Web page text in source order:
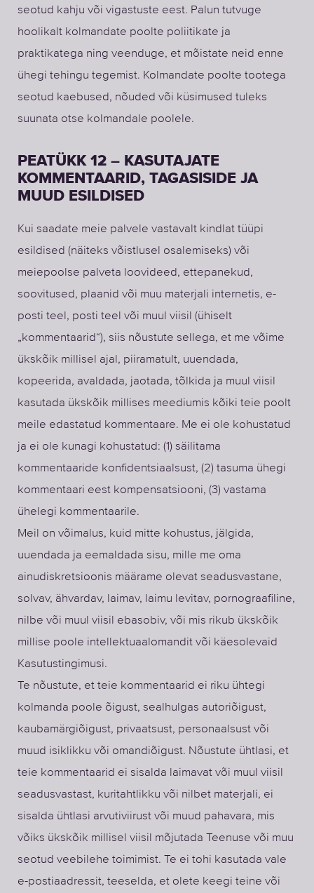
seotud kahju või vigastuste eest. Palun tutvuge
hoolikalt kolmandate poolte poliitikate ja
praktikatega ning veenduge, et mõistate neid enne
ühegi tehingu tegemist. Kolmandate poolte tootega
seotud kaebused, nõuded või küsimused tuleks
suunata otse kolmandale poolele.
PEATÜKK 12 – KASUTAJATE
KOMMENTAARID, TAGASISIDE JA
MUUD ESILDISED
Kui saadate meie palvele vastavalt kindlat tüüpi
esildised (näiteks võistlusel osalemiseks) või
meiepoolse palveta loovideed, ettepanekud,
soovitused, plaanid või muu materjali internetis, e-
posti teel, posti teel või muul viisil (ühiselt
„kommentaarid“), siis nõustute sellega, et me võime
ükskõik millisel ajal, piiramatult, uuendada,
kopeerida, avaldada, jaotada, tõlkida ja muul viisil
kasutada ükskõik millises meediumis kõiki teie poolt
meile edastatud kommentaare. Me ei ole kohustatud
ja ei ole kunagi kohustatud: (1) säilitama
kommentaaride konfidentsiaalsust, (2) tasuma ühegi
kommentaari eest kompensatsiooni, (3) vastama
ühelegi kommentaarile.
Meil on võimalus, kuid mitte kohustus, jälgida,
uuendada ja eemaldada sisu, mille me oma
ainudiskretsioonis määrame olevat seadusvastane,
solvav, ähvardav, laimav, laimu levitav, pornograafiline,
nilbe või muul viisil ebasobiv, või mis rikub ükskõik
millise poole intellektuaalomandit või käesolevaid
Kasutustingimusi.
Te nõustute, et teie kommentaarid ei riku ühtegi
kolmanda poole õigust, sealhulgas autoriõigust,
kaubamärgiõigust, privaatsust, personaalsust või
muud isiklikku või omandiõigust. Nõustute ühtlasi, et
teie kommentaarid ei sisalda laimavat või muul viisil
seadusvastast, kuritahtlikku või nilbet materjali, ei
sisalda ühtlasi arvutiviirust või muud pahavara, mis
võiks ükskõik millisel viisil mõjutada Teenuse või muu
seotud veebilehe toimimist. Te ei tohi kasutada vale
e-postiaadressit, teeselda, et olete keegi teine või